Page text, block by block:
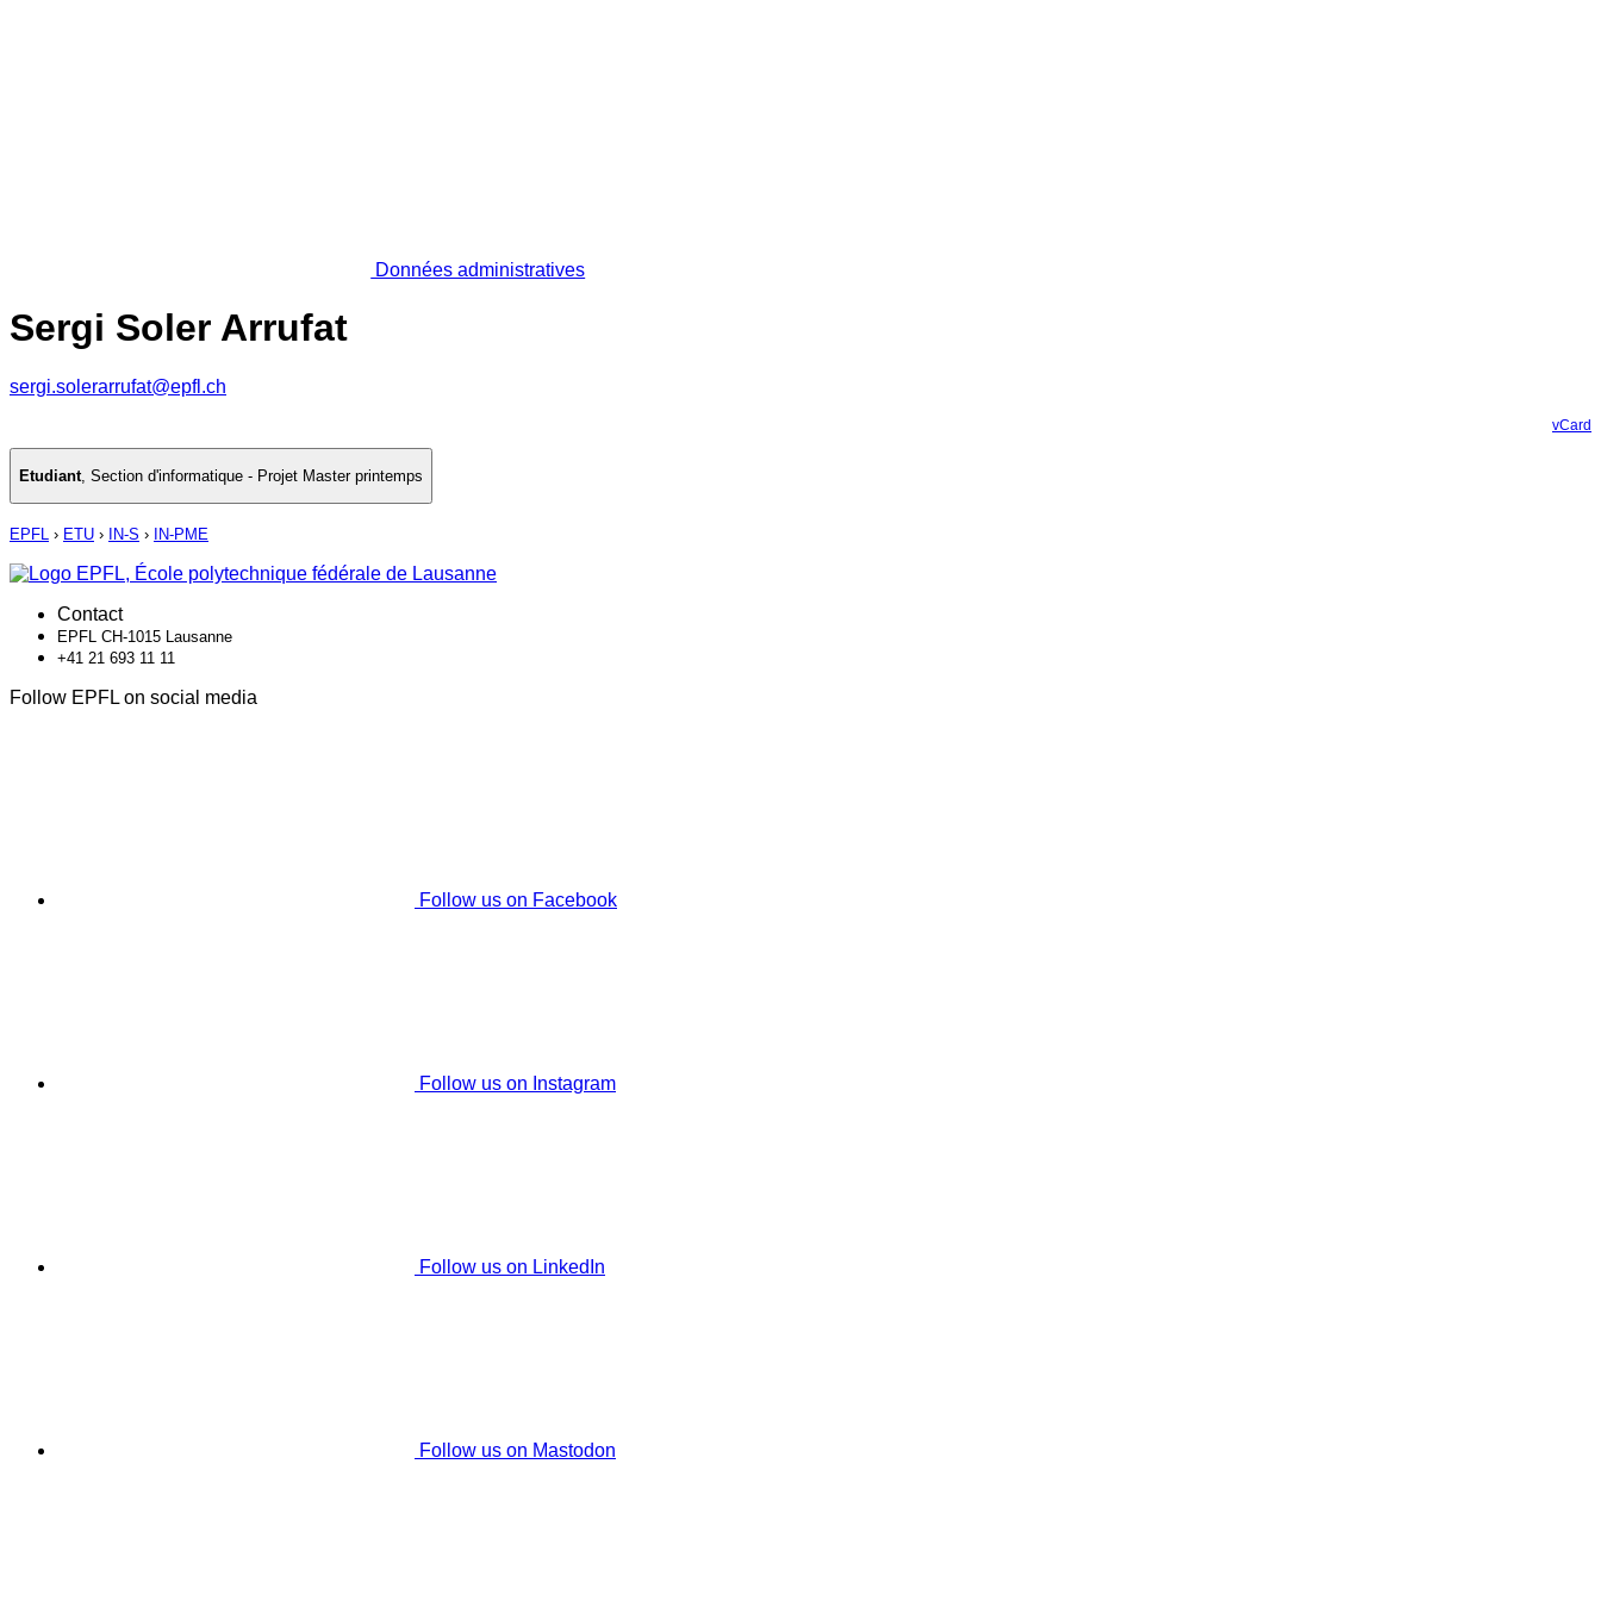
Données administratives
Sergi Soler Arrufat
sergi.solerarrufat@epfl.ch
vCard
Etudiant, Section d'informatique - Projet Master printemps
EPFL › ETU › IN-S › IN-PME
Contact
EPFL CH-1015 Lausanne
+41 21 693 11 11
Follow EPFL on social media
Follow us on Facebook
Follow us on Instagram
Follow us on LinkedIn
Follow us on Mastodon